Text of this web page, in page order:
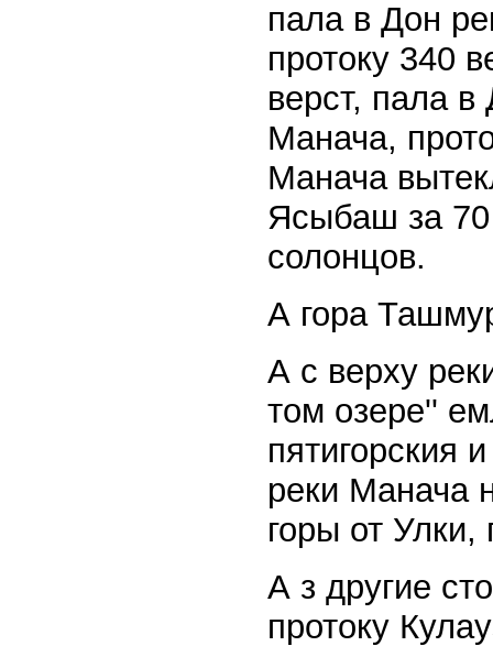
пала в Дон
протоку 340
верст, пала
Манача,
Манача
Ясыбаш за 70
солонцов.
А гора
А с верху
том озере''
пятигорския
реки Манача
горы от
А з другие
протоку